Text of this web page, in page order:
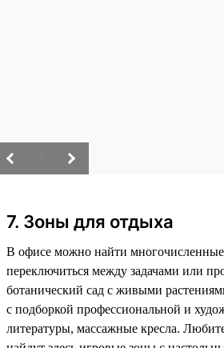
7. Зоны для отдыха
В офисе можно найти
переключиться между задачами или
ботанический сад с живыми
с подборкой профессиональной и
литературы, массажные кресла.